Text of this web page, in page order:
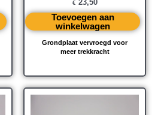
Grondplaat vervroegd voor
meer trekkracht
€ 23,50
Toevoegen aan
winkelwagen